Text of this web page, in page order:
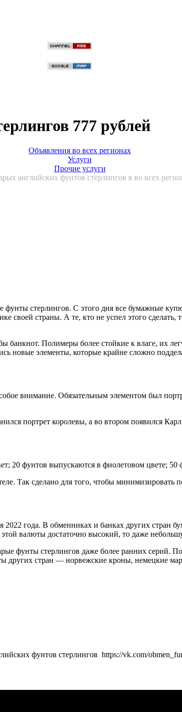
777 рублей
Объявления во всех регионах
Услуги
Прочие услуги
английских фунтов стерлингов в во всех
фунты стерлингов. С этого дня все бумажные
страны. А те, кто не успел этого сделать,
Полимеры более стойкие к влаге, их
новые элементы, которые крайне сложно
внимание. Обязательным элементом был
портрет королевы, а во втором появился
20 фунтов выпускаются в фиолетовом цвете;
Так сделано для того, чтобы минимизировать
2022 года. В обменниках и банках других
валюты достаточно высокий, то даже
фунты стерлингов даже более ранних
других стран — норвежские кроны, немецкие
фунтов стерлингов https://vk.com/